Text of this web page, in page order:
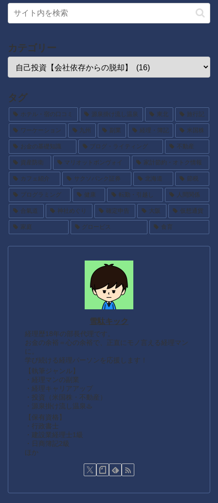
カテゴリー
タグ
ホテル・宿の口コミ 源泉掛け流し温泉 東北 旅行記
ワーケーション 九州 副業 経理・簿記 米国株
お金の基礎知識 ブログ・ライティング 不動産
資産防衛 マリオットボンヴォイ 家計節約・オトク情報
カフェ紹介 サクソバンク証券 北海道 節税
プログラミング 健康 転勤・引越し 人間関係
合氣道 神社めぐり 確定申告 大阪 仮想通貨
家庭 グロービス 食育
雪駄キック
経理歴18年の部長代理です。
お金の余裕＝心の余裕で、正直にモノ言える経理マン
に。
学び続ける経理パーソンを応援します！
【執筆ジャンル】
・経理マンの副業
・経理キャリアアップ
・投資（米国株・不動産）
・源泉掛け流し温泉♨️
【保有資格】
・行政書士
・建設業経理士1級
・日商簿記2級
ほか